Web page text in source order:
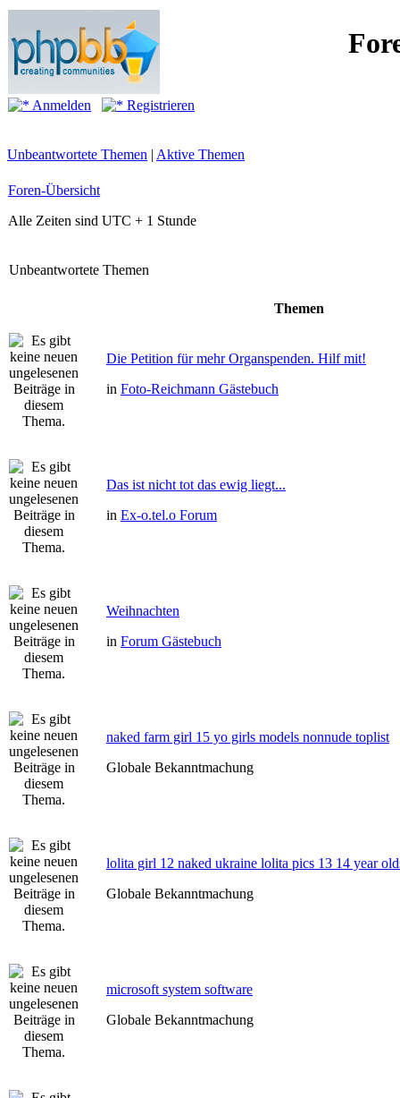
Anmelden Registrieren
Unbeantwortete Themen | Aktive Themen
Foren-Übersicht
Alle Zeiten sind UTC + 1 Stunde
Unbeantwortete Themen
Themen
Die Petition für mehr Organspenden. Hilf mit!
in Foto-Reichmann Gästebuch
Das ist nicht tot das ewig liegt...
in Ex-o.tel.o Forum
Weihnachten
in Forum Gästebuch
naked farm girl 15 yo girls models nonnude toplist
Globale Bekanntmachung
lolita girl 12 naked ukraine lolita pics 13 14 year
Globale Bekanntmachung
microsoft system software
Globale Bekanntmachung